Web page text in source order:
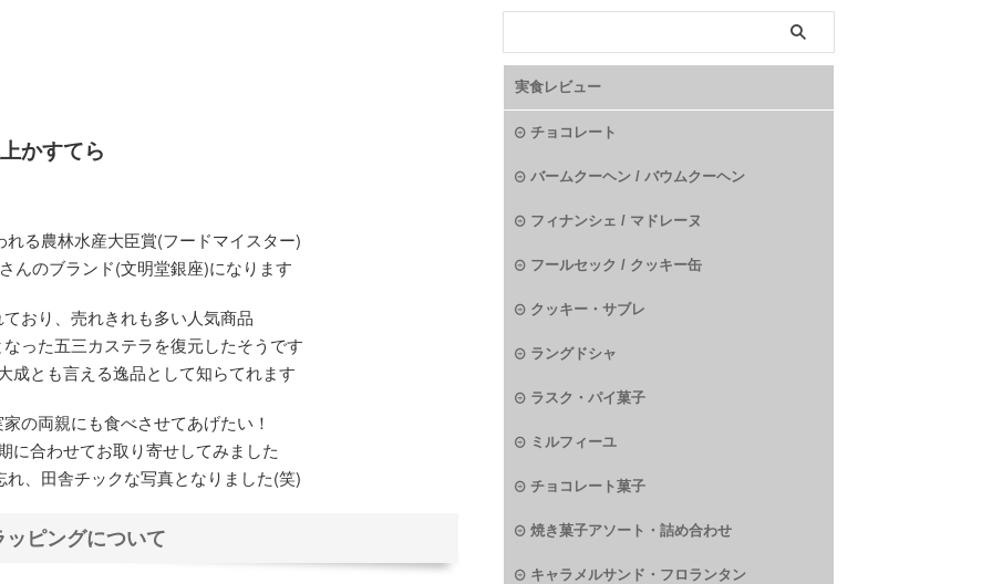
かすてら
る農林水産大臣賞(フードマイスター)
んのブランド(文明堂銀座)になります
おり、売れきれも多い人気商品
った五三カステラを復元したそうです
成とも言える逸品として知らてれます
の両親にも食べさせてあげたい！
に合わせてお取り寄せしてみました
、田舎チックな写真となりました(笑)
ッピングについて
実食レビュー
チョコレート
バームクーヘン / バウムクーヘン
フィナンシェ / マドレーヌ
フールセック / クッキー缶
クッキー・サブレ
ラングドシャ
ラスク・パイ菓子
ミルフィーユ
チョコレート菓子
焼き菓子アソート・詰め合わせ
キャラメルサンド・フロランタン